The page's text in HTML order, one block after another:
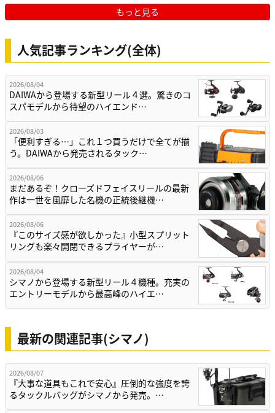
もっと見る
人気記事ランキング(全体)
2026/08/04
DAIWAから登場する新型リール４選。驚きのコ
スパモデルから待望のハイエンド…
2026/08/03
「便利すぎる…」これ１つ買うだけで全てが揃
う。DAIWAから発売されるタック…
2026/08/06
まだあるぞ！クローズドフェイスリールの最新
作は一世を風靡した名機の正統後継機…
2026/08/06
『このサイズ感が欲しかった』小型スプリット
リングも楽々開閉できるプライヤーが…
2026/08/04
シマノから登場する新型リール４機種。充実の
エントリーモデルから最高峰のハイエ…
最新の関連記事(シマノ)
2026/08/07
『大事な道具もこれで安心』圧倒的な強度を誇
るタックルバッグがシマノから発売。…